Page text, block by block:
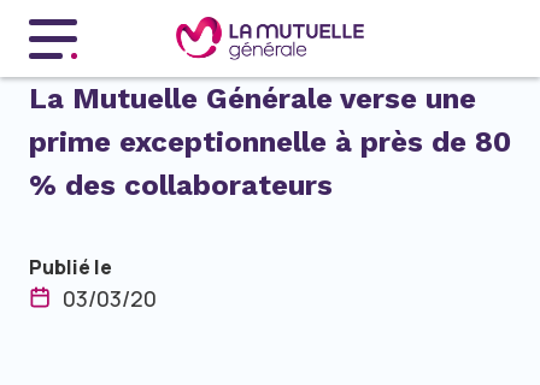
Menu principal
La Mutuelle Générale verse une
prime exceptionnelle à près de 80
% des collaborateurs
Publié le
03/03/20